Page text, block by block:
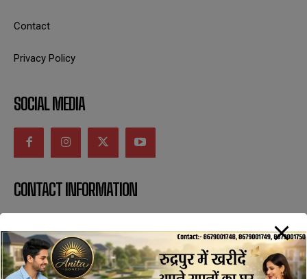
Contact
Privacy Policy
SOCIAL MEDIA
CONTACT INFORMATION
SUBSCRIBE NOW